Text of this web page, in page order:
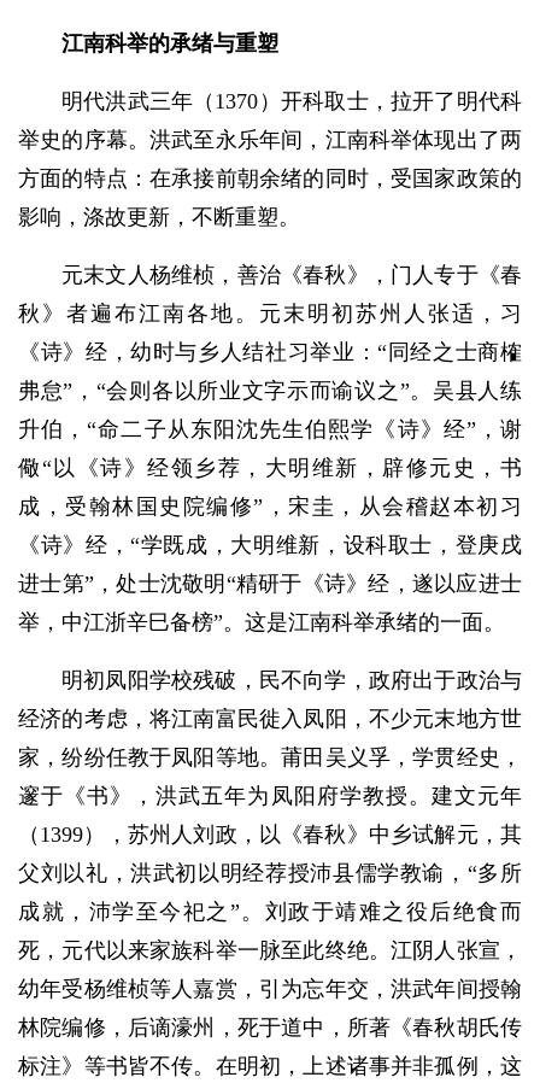
江南科举的承绪与重塑
明代洪武三年（1370）开科取士，拉开了明代科
举史的序幕。洪武至永乐年间，江南科举体现出了两
方面的特点：在承接前朝余绪的同时，受国家政策的
影响，涤故更新，不断重塑。
元末文人杨维桢，善治《春秋》，门人专于《春
秋》者遍布江南各地。元末明初苏州人张适，习
《诗》经，幼时与乡人结社习举业：“同经之士商榷
弗怠”，“会则各以所业文字示而谕议之”。吴县人练
升伯，“命二子从东阳沈先生伯熙学《诗》经”，谢
儆“以《诗》经领乡荐，大明维新，辟修元史，书
成，受翰林国史院编修”，宋圭，从会稽赵本初习
《诗》经，“学既成，大明维新，设科取士，登庚戌
进士第”，处士沈敬明“精研于《诗》经，遂以应进士
举，中江浙辛巳备榜”。这是江南科举承绪的一面。
明初凤阳学校残破，民不向学，政府出于政治与
经济的考虑，将江南富民徙入凤阳，不少元末地方世
家，纷纷任教于凤阳等地。莆田吴义孚，学贯经史，
邃于《书》，洪武五年为凤阳府学教授。建文元年
（1399），苏州人刘政，以《春秋》中乡试解元，其
父刘以礼，洪武初以明经荐授沛县儒学教谕，“多所
成就，沛学至今祀之”。刘政于靖难之役后绝食而
死，元代以来家族科举一脉至此终绝。江阴人张宣，
幼年受杨维桢等人嘉赏，引为忘年交，洪武年间授翰
林院编修，后谪濠州，死于道中，所著《春秋胡氏传
标注》等书皆不传。在明初，上述诸事并非孤例，这